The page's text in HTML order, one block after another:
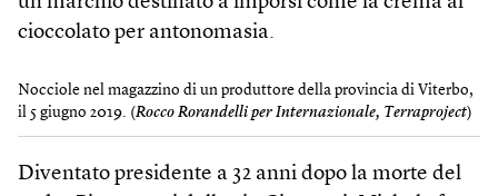
cioccolato per antonomasia.
Nocciole nel magazzino di un produttore della provincia di Viterbo,
il 5 giugno 2019. (Rocco Rorandelli per Internazionale, Terraproject)
Diventato presidente a 32 anni dopo la morte del